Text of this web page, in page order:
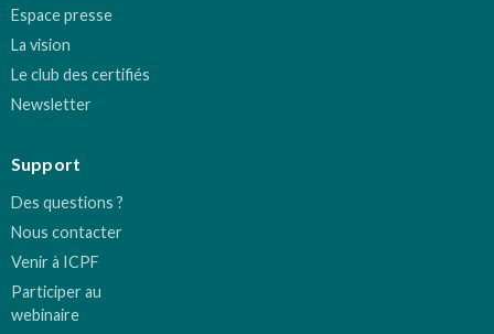
Espace presse
La vision
Le club des certifiés
Newsletter
Support
Des questions ?
Nous contacter
Venir à ICPF
Participer au
webinaire